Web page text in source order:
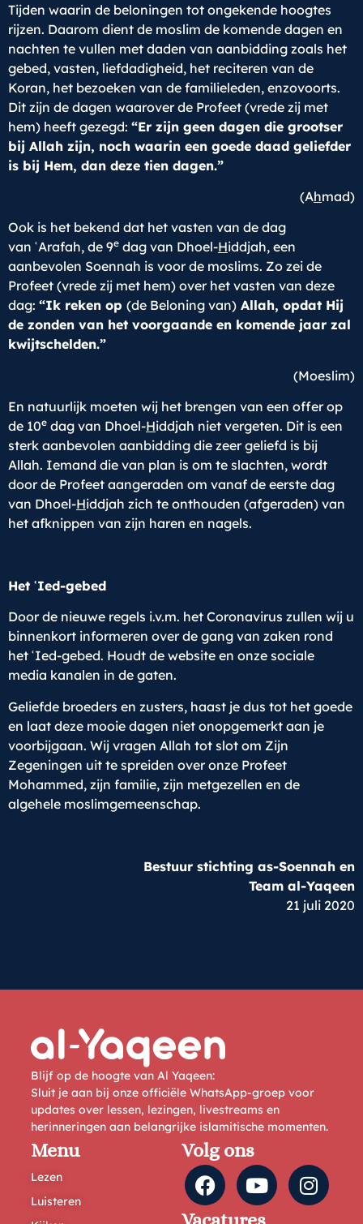
Tijden waarin de beloningen tot ongekende hoogtes
rijzen. Daarom dient de moslim de komende dagen en
nachten te vullen met daden van aanbidding zoals het
gebed, vasten, liefdadigheid, het reciteren van de
Koran, het bezoeken van de familieleden, enzovoorts.
Dit zijn de dagen waarover de Profeet (vrede zij met
hem) heeft gezegd: “Er zijn geen dagen die grootser
bij Allah zijn, noch waarin een goede daad geliefder
is bij Hem, dan deze tien dagen.”
(Ahmad)
Ook is het bekend dat het vasten van de dag
van ʿArafah, de 9e dag van Dhoel-Hiddjah, een
aanbevolen Soennah is voor de moslims. Zo zei de
Profeet (vrede zij met hem) over het vasten van deze
dag: “Ik reken op (de Beloning van) Allah, opdat Hij
de zonden van het voorgaande en komende jaar zal
kwijtschelden.”
(Moeslim)
En natuurlijk moeten wij het brengen van een offer op
de 10e dag van Dhoel-Hiddjah niet vergeten. Dit is een
sterk aanbevolen aanbidding die zeer geliefd is bij
Allah. Iemand die van plan is om te slachten, wordt
door de Profeet aangeraden om vanaf de eerste dag
van Dhoel-Hiddjah zich te onthouden (afgeraden) van
het afknippen van zijn haren en nagels.
Het ʿIed-gebed
Door de nieuwe regels i.v.m. het Coronavirus zullen wij u
binnenkort informeren over de gang van zaken rond
het ʿIed-gebed. Houdt de website en onze sociale
media kanalen in de gaten.
Geliefde broeders en zusters, haast je dus tot het goede
en laat deze mooie dagen niet onopgemerkt aan je
voorbijgaan. Wij vragen Allah tot slot om Zijn
Zegeningen uit te spreiden over onze Profeet
Mohammed, zijn familie, zijn metgezellen en de
algehele moslimgemeenschap.
Bestuur stichting as-Soennah en
Team al-Yaqeen
21 juli 2020
Blijf op de hoogte van Al Yaqeen:
Sluit je aan bij onze officiële WhatsApp-groep voor
updates over lessen, lezingen, livestreams en
herinneringen aan belangrijke islamitische momenten.
Menu
Lezen
Luisteren
Volg ons